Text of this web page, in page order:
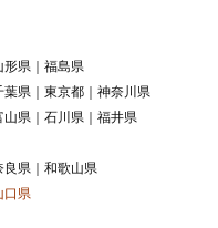
形県｜福島県
葉県｜東京都｜神奈川県
山県｜石川県｜福井県
良県｜和歌山県
口県